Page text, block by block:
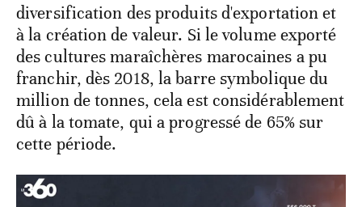
diversification des produits d'exportation et
à la création de valeur. Si le volume exporté
des cultures maraîchères marocaines a pu
franchir, dès 2018, la barre symbolique du
million de tonnes, cela est considérablement
dû à la tomate, qui a progressé de 65% sur
cette période.